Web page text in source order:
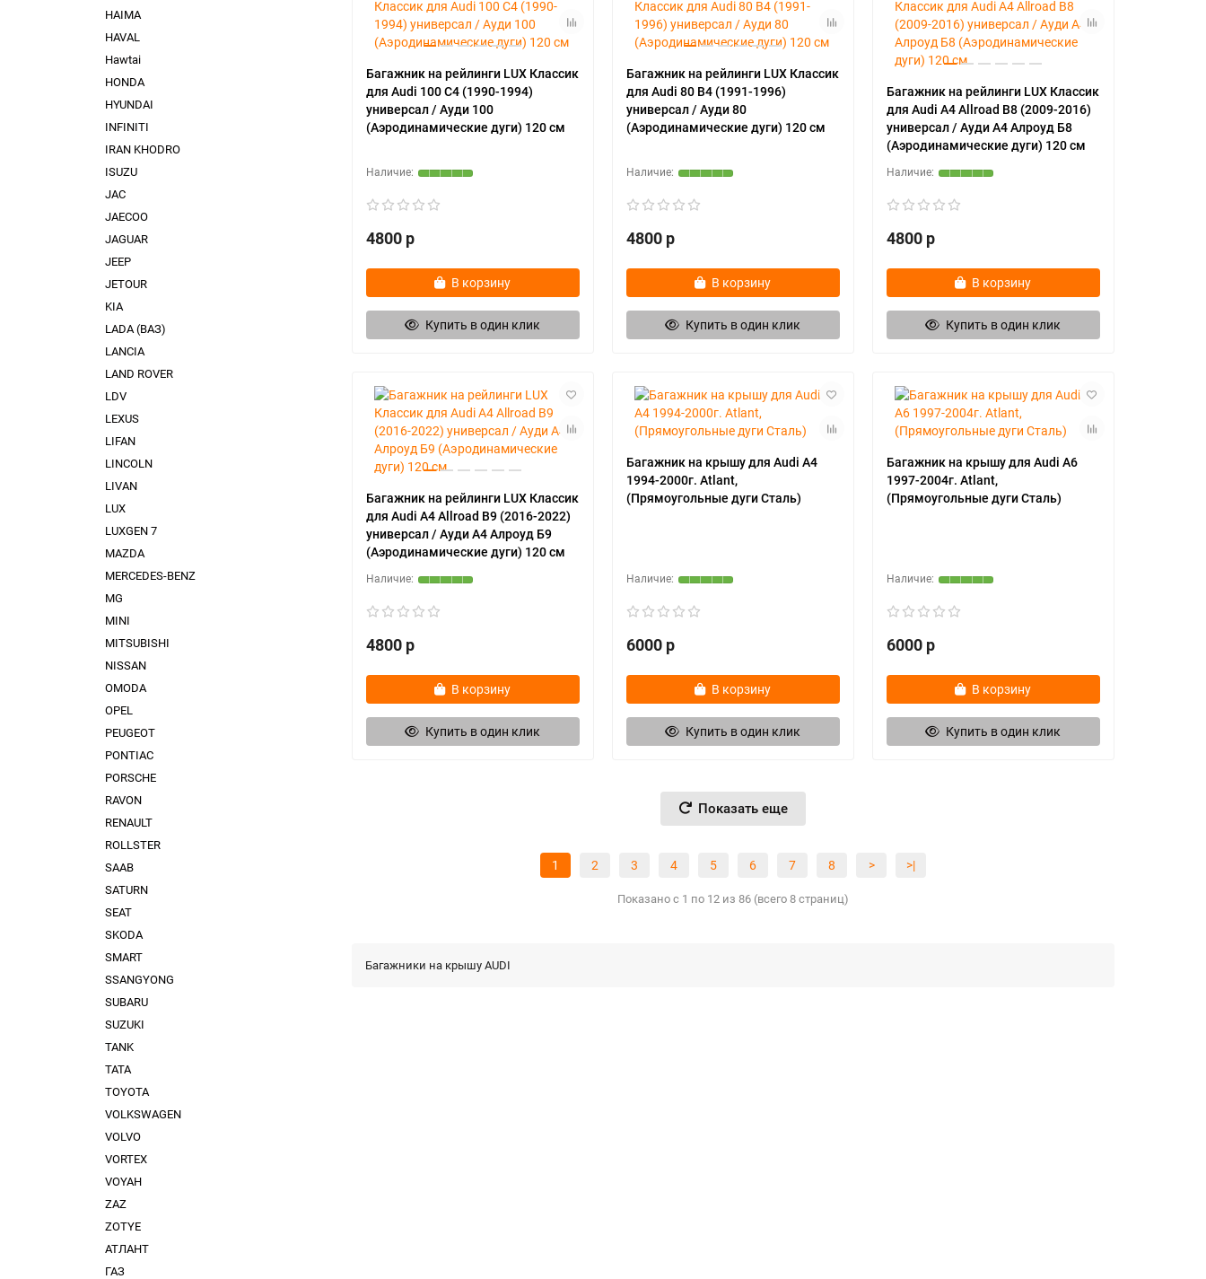
HAIMA
HAVAL
Hawtai
HONDA
HYUNDAI
INFINITI
IRAN KHODRO
ISUZU
JAC
JAECOO
JAGUAR
JEEP
JETOUR
KIA
LADA (ВАЗ)
LANCIA
LAND ROVER
LDV
LEXUS
LIFAN
LINCOLN
LIVAN
LUX
LUXGEN 7
MAZDA
MERCEDES-BENZ
MG
MINI
MITSUBISHI
NISSAN
OMODA
OPEL
PEUGEOT
PONTIAC
PORSCHE
RAVON
RENAULT
ROLLSTER
SAAB
SATURN
SEAT
SKODA
SMART
SSANGYONG
SUBARU
SUZUKI
TANK
TATA
TOYOTA
VOLKSWAGEN
VOLVO
VORTEX
VOYAH
ZAZ
ZOTYE
АТЛАНТ
ГАЗ
Багажник на рейлинги LUX Классик
для Audi 100 C4 (1990-1994)
универсал / Ауди 100
(Аэродинамические дуги) 120 см
4800 р
В корзину
Купить в один клик
Багажник на рейлинги LUX Классик
для Audi 80 B4 (1991-1996)
универсал / Ауди 80
(Аэродинамические дуги) 120 см
4800 р
В корзину
Купить в один клик
Багажник на рейлинги LUX Классик
для Audi A4 Allroad B8 (2009-2016)
универсал / Ауди А4 Алроуд Б8
(Аэродинамические дуги) 120 см
4800 р
В корзину
Купить в один клик
Багажник на рейлинги LUX Классик
для Audi A4 Allroad B9 (2016-2022)
универсал / Ауди А4 Алроуд Б9
(Аэродинамические дуги) 120 см
4800 р
В корзину
Купить в один клик
Багажник на крышу для Audi А4
1994-2000г. Atlant,
(Прямоугольные дуги Сталь)
6000 р
В корзину
Купить в один клик
Багажник на крышу для Audi А6
1997-2004г. Atlant,
(Прямоугольные дуги Сталь)
6000 р
В корзину
Купить в один клик
Показать еще
1 2 3 4 5 6 7 8 > >|
Показано с 1 по 12 из 86 (всего 8 страниц)
Багажники на крышу AUDI